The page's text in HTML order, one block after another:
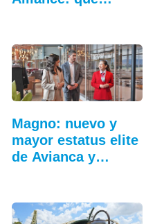
Magno: nuevo y
mayor estatus elite
de Avianca y